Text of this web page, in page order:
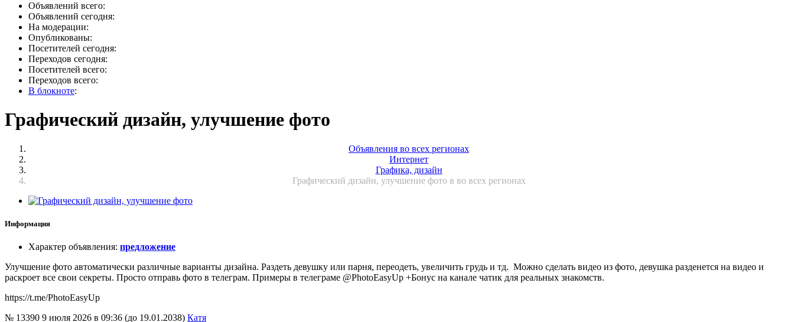
Объявлений всего:
Объявлений сегодня:
На модерации:
Опубликованы:
Посетителей сегодня:
Переходов сегодня:
Посетителей всего:
Переходов всего:
В блокноте:
Графический дизайн, улучшение фото
Объявления во всех регионах
Интернет
Графика, дизайн
Графический дизайн, улучшение фото в во всех регионах
Информация
Характер объявления: предложение
Улучшение фото автоматически различные варианты дизайна. Раздеть девушку или парня, переодеть, увеличить грудь и тд. Можно сделать видео из фото, девушка разденется на видео и
раскроет все свои секреты. Просто отправь фото в телеграм. Примеры в телеграме @PhotoEasyUp +Бонус на канaле чaтик для реaльных знaкомств.
https://t.me/PhotoEasyUp
№ 13390 9 июля 2026 в 09:36 (до 19.01.2038) Катя